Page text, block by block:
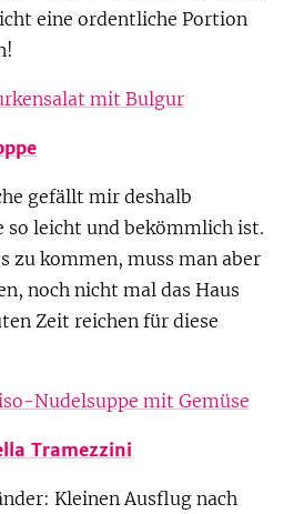
eine ordentliche Portion
mit Bulgur
gefällt mir deshalb
so leicht und bekömmlich ist.
zu kommen, muss man aber
noch nicht mal das Haus
Zeit reichen für diese
Nudelsuppe mit Gemüse
Tramezzini
Kleinen Ausflug nach